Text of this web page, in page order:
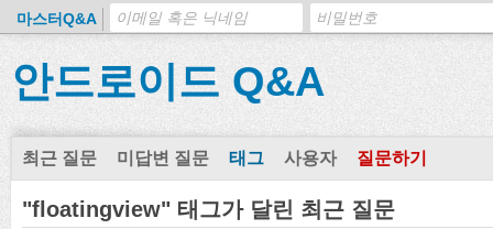
마스터Q&A
안드로이드 Q&A
최근 질문 미답변 질문 태그 사용자 질문하기
"floatingview" 태그가 달린 최근 질문